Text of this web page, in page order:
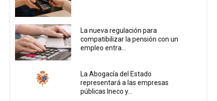
La nueva regulación para
compatibilizar la pensión con un
empleo entra...
La Abogacía del Estado
representará a las empresas
públicas Ineco y...